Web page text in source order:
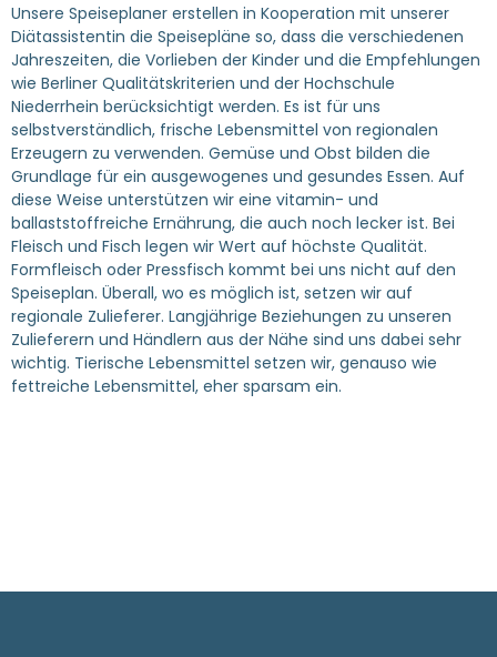
Unsere Speiseplaner erstellen in Kooperation mit unserer
Diätassistentin die Speisepläne so, dass die verschiedenen
Jahreszeiten, die Vorlieben der Kinder und die Empfehlungen
wie Berliner Qualitätskriterien und der Hochschule
Niederrhein berücksichtigt werden. Es ist für uns
selbstverständlich, frische Lebensmittel von regionalen
Erzeugern zu verwenden. Gemüse und Obst bilden die
Grundlage für ein ausgewogenes und gesundes Essen. Auf
diese Weise unterstützen wir eine vitamin- und
ballaststoffreiche Ernährung, die auch noch lecker ist. Bei
Fleisch und Fisch legen wir Wert auf höchste Qualität.
Formfleisch oder Pressfisch kommt bei uns nicht auf den
Speiseplan. Überall, wo es möglich ist, setzen wir auf
regionale Zulieferer. Langjährige Beziehungen zu unseren
Zulieferern und Händlern aus der Nähe sind uns dabei sehr
wichtig. Tierische Lebensmittel setzen wir, genauso wie
fettreiche Lebensmittel, eher sparsam ein.